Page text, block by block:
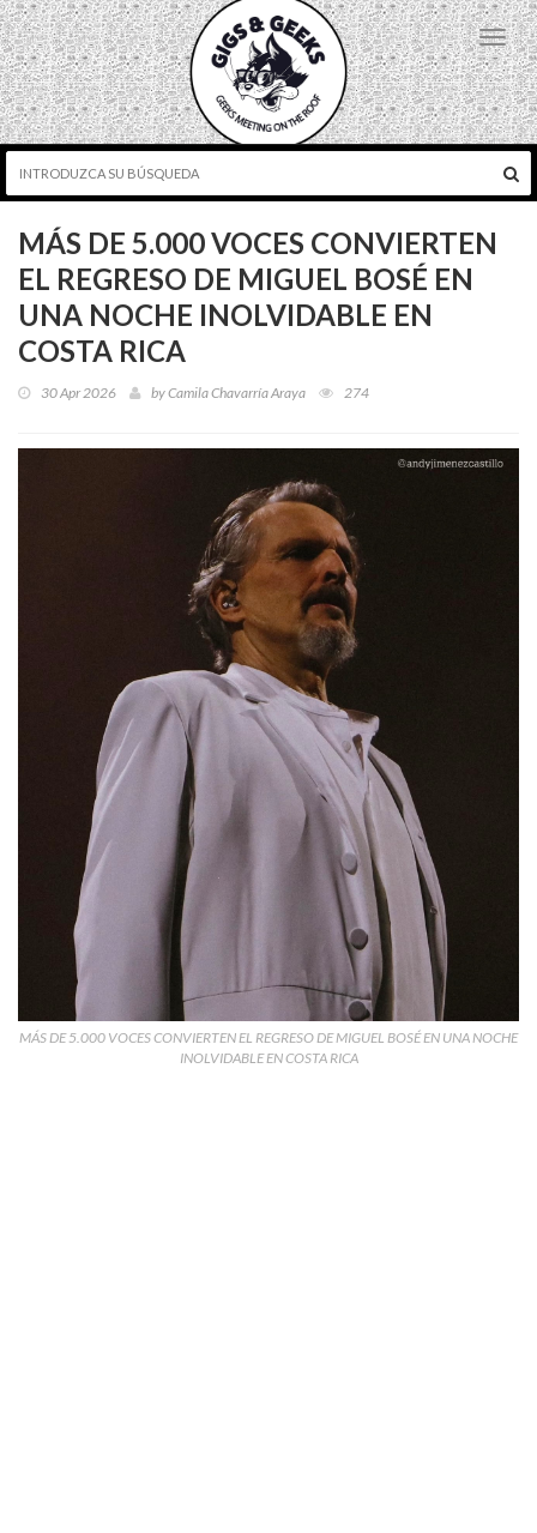
MÁS DE 5.000 VOCES CONVIERTEN
EL REGRESO DE MIGUEL BOSÉ EN
UNA NOCHE INOLVIDABLE EN
COSTA RICA
30 Apr 2026 byCamila Chavarría Araya 274
MÁS DE 5.000 VOCES CONVIERTEN EL REGRESO DE MIGUEL BOSÉ EN UNA NOCHE
INOLVIDABLE EN COSTA RICA